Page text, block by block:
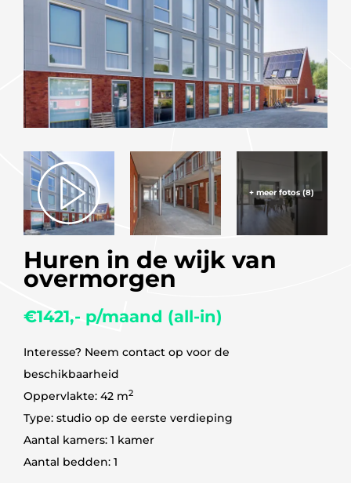
+ meer fotos (8)
Huren in de wijk van
overmorgen
€1421,- p/maand (all-in)
Interesse? Neem contact op voor de
beschikbaarheid
Oppervlakte: 42 m2
Type: studio op de eerste verdieping
Aantal kamers: 1 kamer
Aantal bedden: 1